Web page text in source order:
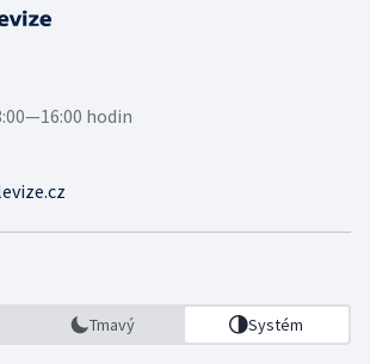
hodin
Tmavý Systém